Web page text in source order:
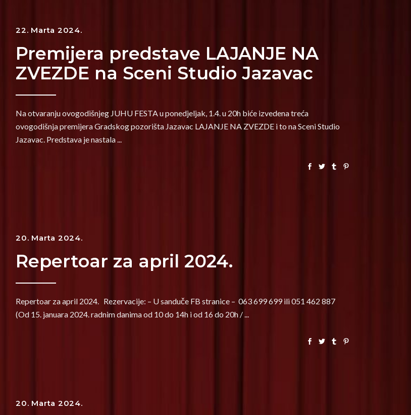
22. Marta 2024.
Premijera predstave LAJANJE NA
ZVEZDE na Sceni Studio Jazavac
Na otvaranju ovogodišnjeg JUHU FESTA u ponedjeljak, 1.4. u 20h biće izvedena treća
ovogodišnja premijera Gradskog pozorišta Jazavac LAJANJE NA ZVEZDE i to na Sceni Studio
Jazavac. Predstava je nastala
20. Marta 2024.
Repertoar za april 2024.
Repertoar za april 2024. Rezervacije: – U sanduče FB stranice – 063 699 699 ili 051 462 887
(Od 15. januara 2024. radnim danima od 10 do 14h i od 16 do 20h /
20. Marta 2024.